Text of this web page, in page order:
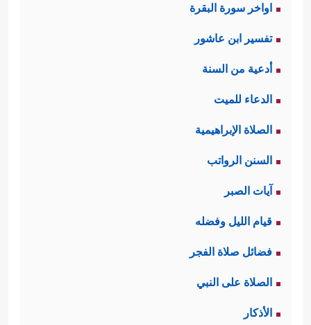
اواخر سورة البقرة
تفسير ابن عاشور
أدعية من السنة
الدعاء للميت
الصلاة الإبراهيمية
السنن الرواتب
آيات الصبر
قيام الليل وفضله
فضائل صلاة الفجر
الصلاة على النبي
الأذكار